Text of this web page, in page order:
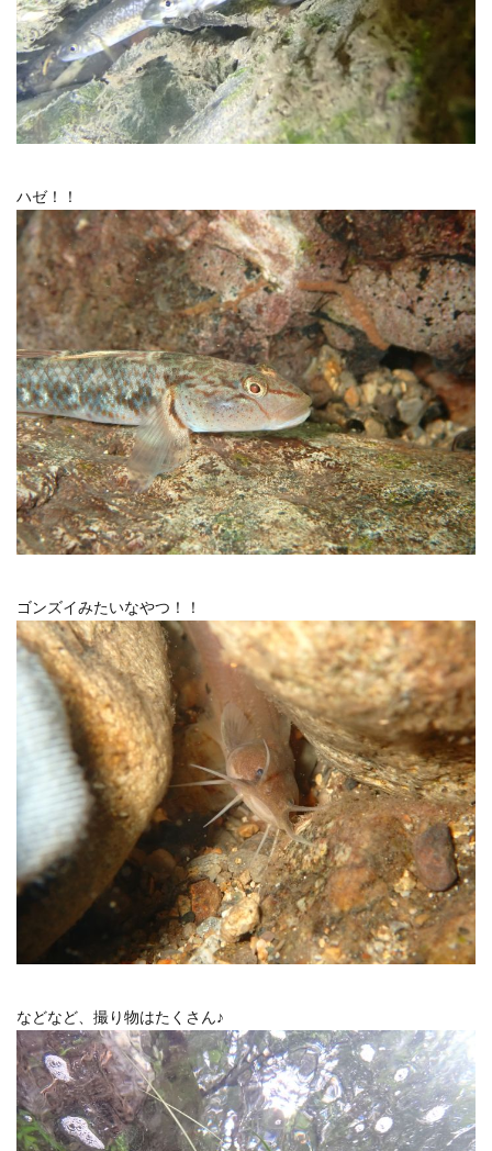
ハゼ！！
ゴンズイみたいなやつ！！
などなど、撮り物はたくさん♪